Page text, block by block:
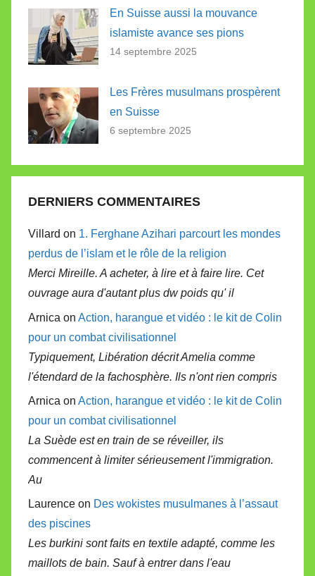
En Suisse aussi la mouvance
islamiste avance ses pions
14 septembre 2025
Les Frères musulmans prospèrent
en Suisse
6 septembre 2025
DERNIERS COMMENTAIRES
Villard on 1. Ferghane Azihari parcourt les mondes
perdus de l’islam et le rôle de la religion
Merci Mireille. A acheter, à lire et à faire lire. Cet
ouvrage aura d'autant plus dw poids qu' il
Arnica on Action, harangue et vidéo : le kit de Colin
pour un combat civilisationnel
Typiquement, Libération décrit Amelia comme
l'étendard de la fachosphère. Ils n'ont rien compris
Arnica on Action, harangue et vidéo : le kit de Colin
pour un combat civilisationnel
La Suède est en train de se réveiller, ils
commencent à limiter sérieusement l'immigration.
Au
Laurence on Des wokistes musulmanes à l’assaut
des piscines
Les burkini sont faits en textile adapté, comme les
maillots de bain. Sauf à entrer dans l'eau